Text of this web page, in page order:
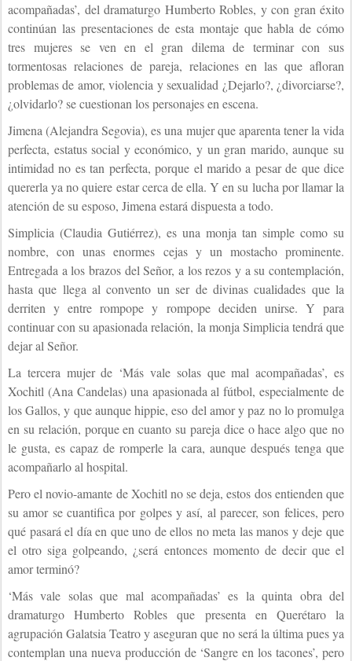
acompañadas’, del dramaturgo Humberto Robles, y con gran éxito
continúan las presentaciones de esta montaje que habla de cómo
tres mujeres se ven en el gran dilema de terminar con sus
tormentosas relaciones de pareja, relaciones en las que afloran
problemas de amor, violencia y sexualidad ¿Dejarlo?, ¿divorciarse?,
¿olvidarlo? se cuestionan los personajes en escena.
Jimena (Alejandra Segovia), es una mujer que aparenta tener la vida
perfecta, estatus social y económico, y un gran marido, aunque su
intimidad no es tan perfecta, porque el marido a pesar de que dice
quererla ya no quiere estar cerca de ella. Y en su lucha por llamar la
atención de su esposo, Jimena estará dispuesta a todo.
Simplicia (Claudia Gutiérrez), es una monja tan simple como su
nombre, con unas enormes cejas y un mostacho prominente.
Entregada a los brazos del Señor, a los rezos y a su contemplación,
hasta que llega al convento un ser de divinas cualidades que la
derriten y entre rompope y rompope deciden unirse. Y para
continuar con su apasionada relación, la monja Simplicia tendrá que
dejar al Señor.
La tercera mujer de ‘Más vale solas que mal acompañadas’, es
Xochitl (Ana Candelas) una apasionada al fútbol, especialmente de
los Gallos, y que aunque hippie, eso del amor y paz no lo promulga
en su relación, porque en cuanto su pareja dice o hace algo que no
le gusta, es capaz de romperle la cara, aunque después tenga que
acompañarlo al hospital.
Pero el novio-amante de Xochitl no se deja, estos dos entienden que
su amor se cuantifica por golpes y así, al parecer, son felices, pero
qué pasará el día en que uno de ellos no meta las manos y deje que
el otro siga golpeando, ¿será entonces momento de decir que el
amor terminó?
‘Más vale solas que mal acompañadas’ es la quinta obra del
dramaturgo Humberto Robles que presenta en Querétaro la
agrupación Galatsia Teatro y aseguran que no será la última pues ya
contemplan una nueva producción de ‘Sangre en los tacones’, pero